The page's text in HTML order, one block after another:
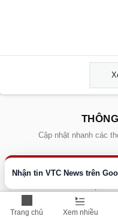
Trang chủ Xem nhiều
Nhận tin VTC News trên
Cập nhật nhanh các
Giá